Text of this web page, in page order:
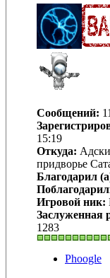
Сообщений:
15:19
Откуда:
придворье
Благодарил
Игровой ник:
Заслуженная
1283
Phoogle